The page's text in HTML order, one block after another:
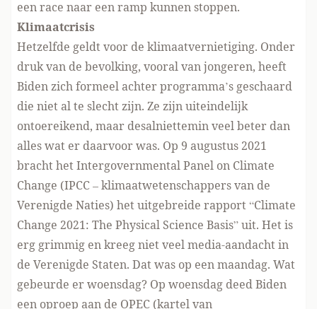
een race naar een ramp kunnen stoppen.
Klimaatcrisis
Hetzelfde geldt voor de klimaatvernietiging. Onder
druk van de bevolking, vooral van jongeren, heeft
Biden zich formeel achter programma’s geschaard
die niet al te slecht zijn. Ze zijn uiteindelijk
ontoereikend, maar desalniettemin veel beter dan
alles wat er daarvoor was. Op 9 augustus 2021
bracht het Intergovernmental Panel on Climate
Change (IPCC – klimaatwetenschappers van de
Verenigde Naties) het uitgebreide rapport “Climate
Change 2021: The Physical Science Basis” uit. Het is
erg grimmig en kreeg niet veel media-aandacht in
de Verenigde Staten. Dat was op een maandag. Wat
gebeurde er woensdag? Op woensdag deed Biden
een oproep aan de OPEC (kartel van